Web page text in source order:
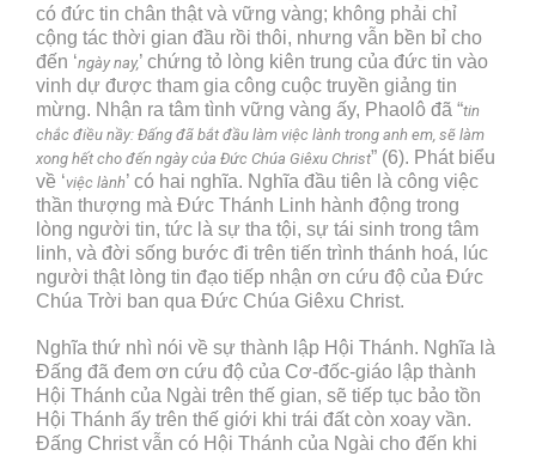
có đức tin chân thật và vững vàng; không phải chỉ
cộng tác thời gian đầu rồi thôi, nhưng vẫn bền bỉ cho
đến ‘ngày nay,’ chứng tỏ lòng kiên trung của đức tin vào
vinh dự được tham gia công cuộc truyền giảng tin
mừng. Nhận ra tâm tình vững vàng ấy, Phaolô đã “tin
chắc điều nầy: Đấng đã bắt đầu làm việc lành trong anh em, sẽ làm
xong hết cho đến ngày của Đức Chúa Giêxu Christ” (6). Phát biểu
về ‘việc lành’ có hai nghĩa. Nghĩa đầu tiên là công việc
thần thượng mà Đức Thánh Linh hành động trong
lòng người tin, tức là sự tha tội, sự tái sinh trong tâm
linh, và đời sống bước đi trên tiến trình thánh hoá, lúc
người thật lòng tin đạo tiếp nhận ơn cứu độ của Đức
Chúa Trời ban qua Đức Chúa Giêxu Christ.
Nghĩa thứ nhì nói về sự thành lập Hội Thánh. Nghĩa là
Đấng đã đem ơn cứu độ của Cơ-đốc-giáo lập thành
Hội Thánh của Ngài trên thế gian, sẽ tiếp tục bảo tồn
Hội Thánh ấy trên thế giới khi trái đất còn xoay vần.
Đấng Christ vẫn có Hội Thánh của Ngài cho đến khi